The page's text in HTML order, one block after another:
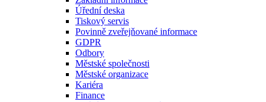
Úřední deska
Tiskový servis
Povinně zveřejňované informace
GDPR
Odbory
Městské společnosti
Městské organizace
Kariéra
Finance